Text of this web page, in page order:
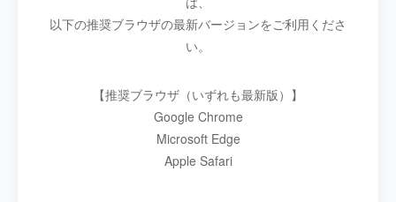
以下の推奨ブラウザの最新バージョンをご利用くださ
い。
【推奨ブラウザ（いずれも最新版）】
Google Chrome
Microsoft Edge
Apple Safari